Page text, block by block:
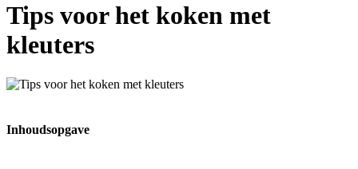
Tips voor het koken met
kleuters
Inhoudsopgave